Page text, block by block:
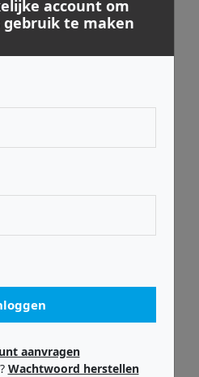
account om
te maken
aanvragen
Wachtwoord herstellen